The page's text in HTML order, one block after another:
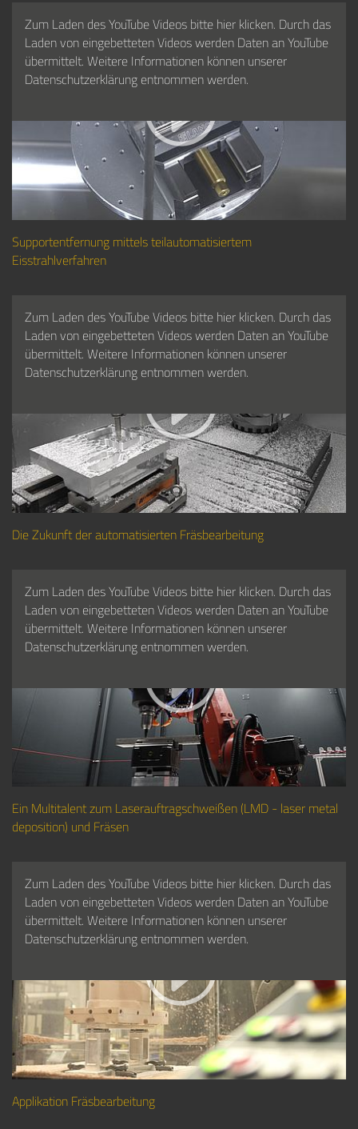
Zum Laden des YouTube Videos bitte hier klicken. Durch das
Laden von eingebetteten Videos werden Daten an YouTube
übermittelt. Weitere Informationen können unserer
Datenschutzerklärung entnommen werden.
Supportentfernung mittels teilautomatisiertem
Eisstrahlverfahren
Zum Laden des YouTube Videos bitte hier klicken. Durch das
Laden von eingebetteten Videos werden Daten an YouTube
übermittelt. Weitere Informationen können unserer
Datenschutzerklärung entnommen werden.
Die Zukunft der automatisierten Fräsbearbeitung
Zum Laden des YouTube Videos bitte hier klicken. Durch das
Laden von eingebetteten Videos werden Daten an YouTube
übermittelt. Weitere Informationen können unserer
Datenschutzerklärung entnommen werden.
Ein Multitalent zum Laserauftragschweißen (LMD - laser metal
deposition) und Fräsen
Zum Laden des YouTube Videos bitte hier klicken. Durch das
Laden von eingebetteten Videos werden Daten an YouTube
übermittelt. Weitere Informationen können unserer
Datenschutzerklärung entnommen werden.
Applikation Fräsbearbeitung